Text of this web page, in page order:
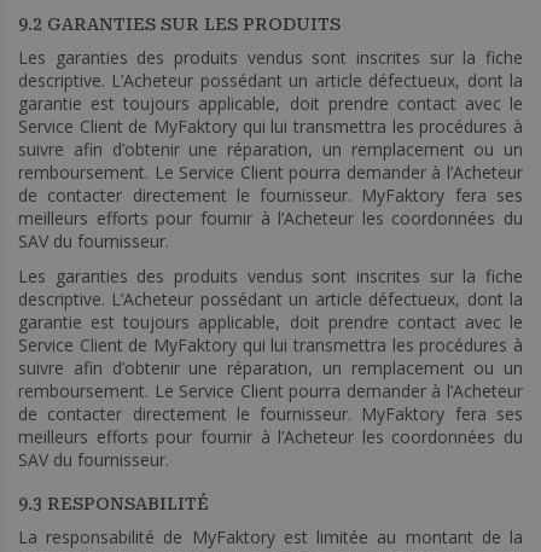
9.2 GARANTIES SUR LES PRODUITS
Les garanties des produits vendus sont inscrites sur la fiche
descriptive. L’Acheteur possédant un article défectueux, dont la
garantie est toujours applicable, doit prendre contact avec le
Service Client de MyFaktory qui lui transmettra les procédures à
suivre afin d’obtenir une réparation, un remplacement ou un
remboursement. Le Service Client pourra demander à l’Acheteur
de contacter directement le fournisseur. MyFaktory fera ses
meilleurs efforts pour fournir à l’Acheteur les coordonnées du
SAV du fournisseur.
Les garanties des produits vendus sont inscrites sur la fiche
descriptive. L’Acheteur possédant un article défectueux, dont la
garantie est toujours applicable, doit prendre contact avec le
Service Client de MyFaktory qui lui transmettra les procédures à
suivre afin d’obtenir une réparation, un remplacement ou un
remboursement. Le Service Client pourra demander à l’Acheteur
de contacter directement le fournisseur. MyFaktory fera ses
meilleurs efforts pour fournir à l’Acheteur les coordonnées du
SAV du fournisseur.
9.3 RESPONSABILITÉ
La responsabilité de MyFaktory est limitée au montant de la